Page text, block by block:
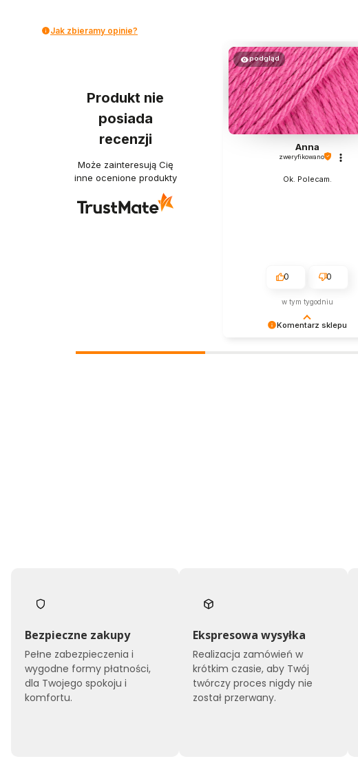
Jak zbieramy opinie?
Produkt nie
posiada
recenzji
Może zainteresują Cię
inne ocenione produkty
Komentarz sklepu
podgląd
Anna
zweryfikowano
Ok. Polecam.
0 0
w tym tygodniu
Bezpieczne zakupy
Pełne zabezpieczenia i
wygodne formy płatności,
dla Twojego spokoju i
komfortu.
Ekspresowa wysyłka
Realizacja zamówień w
krótkim czasie, aby Twój
twórczy proces nigdy nie
został przerwany.